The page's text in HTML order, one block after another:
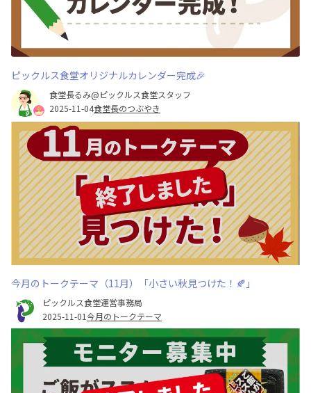
ピックルス食堂オリジナルカレンダー完成🎉
食堂長るみ@ピックルス食堂スタッフ
2025-11-04食堂長のつぶやき
今月のトークテーマ（11月）「小さい秋見つけた！🍂」
ピックルス食堂運営事務局
2025-11-01今月のトークテーマ